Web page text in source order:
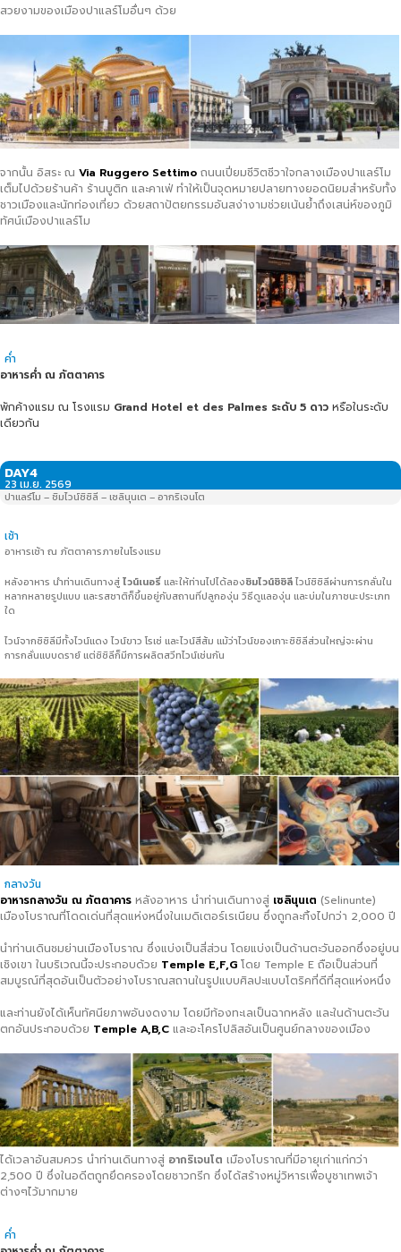
สวยงามของเมืองปาแลร์โมอื่นๆ ด้วย
จากนั้น อิสระ ณ Via Ruggero Settimo ถนนเปี่ยมชีวิตชีวาใจกลางเมืองปาแลร์โม
เต็มไปด้วยร้านค้า ร้านบูติก และคาเฟ่ ทำให้เป็นจุดหมายปลายทางยอดนิยมสำหรับทั้ง
ชาวเมืองและนักท่องเที่ยว ด้วยสถาปัตยกรรมอันสง่างามช่วยเน้นย้ำถึงเสน่ห์ของภูมิ
ทัศน์เมืองปาแลร์โม
ค่ำ
อาหารค่ำ ณ ภัตตาคาร
พักค้างแรม ณ โรงแรม Grand Hotel et des Palmes ระดับ 5 ดาว หรือในระดับ
เดียวกัน
DAY4
23 เม.ย. 2569
ปาแลร์โม – ชิมไวน์ซิซิลี – เซลินุนเต – อากริเจนโต
เช้า
อาหารเช้า ณ ภัตตาคารภายในโรงแรม
หลังอาหาร นำท่านเดินทางสู่ไวน์เนอรี่และให้ท่านไปได้ลองชิมไวน์ซิซิลีไวน์ซิซิลีผ่านการกลั่นใน
หลากหลายรูปแบบ และรสชาติก็ขึ้นอยู่กับสถานที่ปลูกองุ่น วิธีดูแลองุ่น และบ่มในภาชนะประเภท
ใด
ไวน์จากซิซิลีมีทั้งไวน์แดง ไวน์ขาว โรเซ่ และไวน์สีส้ม แม้ว่าไวน์ของเกาะซิซิลีส่วนใหญ่จะผ่าน
การกลั่นแบบดราย์ แต่ซิซิลีก็มีการผลิตสวีทไวน์เช่นกัน
กลางวัน
อาหารกลางวัน ณ ภัตตาคาร หลังอาหาร นำท่านเดินทางสู่ เซลินุนเต (Selinunte)
เมืองโบราณที่โดดเด่นที่สุดแห่งหนึ่งในเมดิเตอร์เรเนียน ซึ่งถูกละทิ้งไปกว่า 2,000 ปี
นำท่านเดินชมย่านเมืองโบราณ ซึ่งแบ่งเป็นสี่ส่วน โดยแบ่งเป็นด้านตะวันออกซึ่งอยู่บน
เชิงเขา ในบริเวณนี้จะประกอบด้วย Temple E,F,G โดย Temple E ถือเป็นส่วนที่
สมบูรณ์ที่สุดอันเป็นตัวอย่างโบราณสถานในรูปแบบศิลปะแบบโตริคที่ดีที่สุดแห่งหนึ่ง
และท่านยังได้เห็นทัศนียภาพอันงดงาม โดยมีท้องทะเลเป็นฉากหลัง และในด้านตะวัน
ตกอันประกอบด้วย Temple A,B,C และอะโครโปลิสอันเป็นศูนย์กลางของเมือง
ได้เวลาอันสมควร นำท่านเดินทางสู่ อากริเจนโต เมืองโบราณที่มีอายุเก่าแก่กว่า
2,500 ปี ซึ่งในอดีตถูกยึดครองโดยชาวกรีก ซึ่งได้สร้างหมู่วิหารเพื่อบูชาเทพเจ้า
ต่างๆไว้มากมาย
ค่ำ